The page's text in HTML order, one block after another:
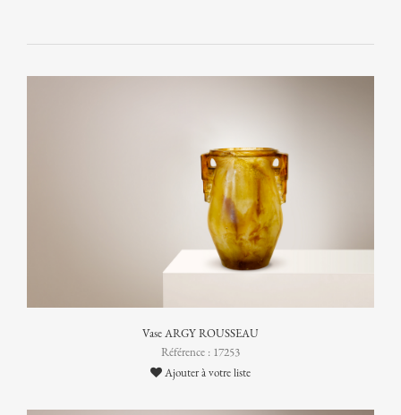
Vase ARGY ROUSSEAU
Référence : 17253
Ajouter à votre liste